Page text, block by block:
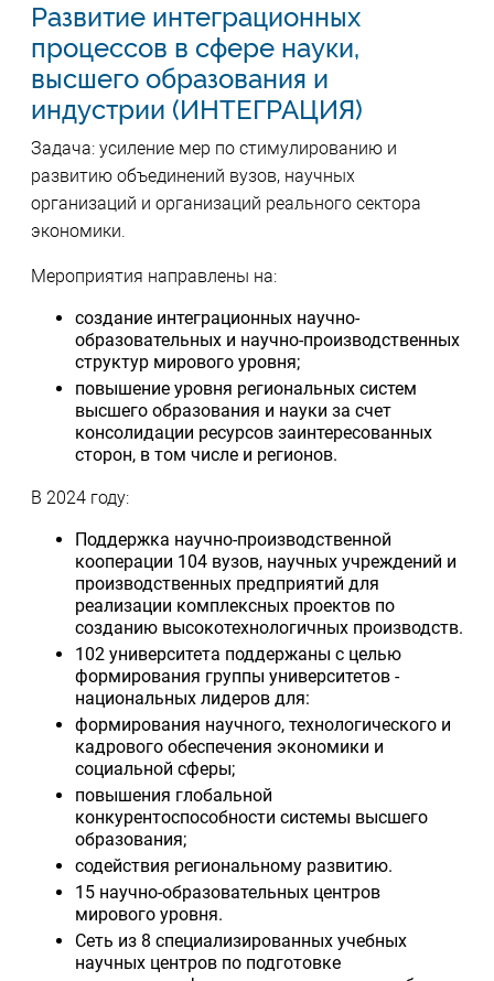
Развитие интеграционных
процессов в сфере науки,
высшего образования и
индустрии (ИНТЕГРАЦИЯ)
Задача: усиление мер по стимулированию и
развитию объединений вузов, научных
организаций и организаций реального сектора
экономики.
Мероприятия направлены на:
создание интеграционных научно-
образовательных и научно-производственных
структур мирового уровня;
повышение уровня региональных систем
высшего образования и науки за счет
консолидации ресурсов заинтересованных
сторон, в том числе и регионов.
В 2024 году:
Поддержка научно-производственной
кооперации 104 вузов, научных учреждений и
производственных предприятий для
реализации комплексных проектов по
созданию высокотехнологичных производств.
102 университета поддержаны с целью
формирования группы университетов -
национальных лидеров для:
формирования научного, технологического и
кадрового обеспечения экономики и
социальной сферы;
повышения глобальной
конкурентоспособности системы высшего
образования;
содействия региональному развитию.
15 научно-образовательных центров
мирового уровня.
Сеть из 8 специализированных учебных
научных центров по подготовке